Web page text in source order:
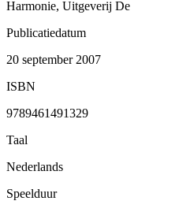
Harmonie, Uitgeverij De
Publicatiedatum
20 september 2007
ISBN
9789461491329
Taal
Nederlands
Speelduur